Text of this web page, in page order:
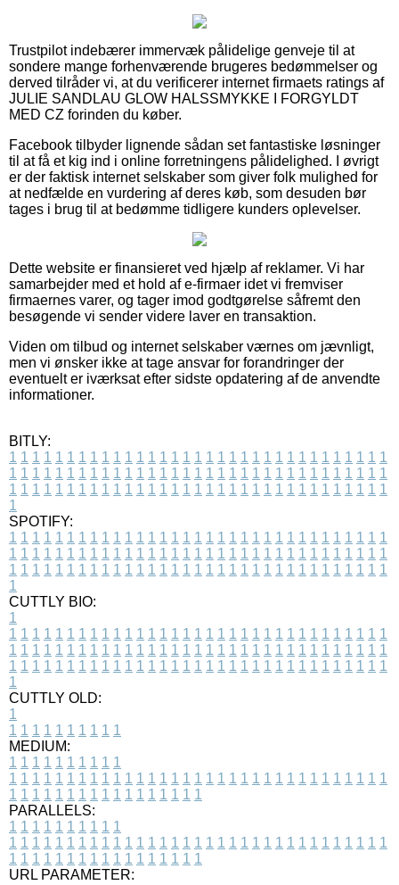
Trustpilot indebærer immervæk pålidelige genveje til at
sondere mange forhenværende brugeres bedømmelser og
derved tilråder vi, at du verificerer internet firmaets ratings af
JULIE SANDLAU GLOW HALSSMYKKE I FORGYLDT
MED CZ forinden du køber.
Facebook tilbyder lignende sådan set fantastiske løsninger
til at få et kig ind i online forretningens pålidelighed. I øvrigt
er der faktisk internet selskaber som giver folk mulighed for
at nedfælde en vurdering af deres køb, som desuden bør
tages i brug til at bedømme tidligere kunders oplevelser.
Dette website er finansieret ved hjælp af reklamer. Vi har
samarbejder med et hold af e-firmaer idet vi fremviser
firmaernes varer, og tager imod godtgørelse såfremt den
besøgende vi sender videre laver en transaktion.
Viden om tilbud og internet selskaber værnes om jævnligt,
men vi ønsker ikke at tage ansvar for forandringer der
eventuelt er iværksat efter sidste opdatering af de anvendte
informationer.
BITLY:
1 1 1 1 1 1 1 1 1 1 1 1 1 1 1 1 1 1 1 1 1 1 1 1 1 1 1 1 1 1 1 1 1
1 1 1 1 1 1 1 1 1 1 1 1 1 1 1 1 1 1 1 1 1 1 1 1 1 1 1 1 1 1 1 1 1
1 1 1 1 1 1 1 1 1 1 1 1 1 1 1 1 1 1 1 1 1 1 1 1 1 1 1 1 1 1 1 1 1
1
SPOTIFY:
1 1 1 1 1 1 1 1 1 1 1 1 1 1 1 1 1 1 1 1 1 1 1 1 1 1 1 1 1 1 1 1 1
1 1 1 1 1 1 1 1 1 1 1 1 1 1 1 1 1 1 1 1 1 1 1 1 1 1 1 1 1 1 1 1 1
1 1 1 1 1 1 1 1 1 1 1 1 1 1 1 1 1 1 1 1 1 1 1 1 1 1 1 1 1 1 1 1 1
1
CUTTLY BIO:
1
1 1 1 1 1 1 1 1 1 1 1 1 1 1 1 1 1 1 1 1 1 1 1 1 1 1 1 1 1 1 1 1 1
1 1 1 1 1 1 1 1 1 1 1 1 1 1 1 1 1 1 1 1 1 1 1 1 1 1 1 1 1 1 1 1 1
1 1 1 1 1 1 1 1 1 1 1 1 1 1 1 1 1 1 1 1 1 1 1 1 1 1 1 1 1 1 1 1 1
1
CUTTLY OLD:
1
1 1 1 1 1 1 1 1 1 1
MEDIUM:
1 1 1 1 1 1 1 1 1 1
1 1 1 1 1 1 1 1 1 1 1 1 1 1 1 1 1 1 1 1 1 1 1 1 1 1 1 1 1 1 1 1 1
1 1 1 1 1 1 1 1 1 1 1 1 1 1 1 1 1
PARALLELS:
1 1 1 1 1 1 1 1 1 1
1 1 1 1 1 1 1 1 1 1 1 1 1 1 1 1 1 1 1 1 1 1 1 1 1 1 1 1 1 1 1 1 1
1 1 1 1 1 1 1 1 1 1 1 1 1 1 1 1 1
URL PARAMETER: